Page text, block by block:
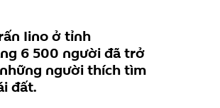
Iino ở tỉnh
6 500 người đã trở
người thích tìm
đất.